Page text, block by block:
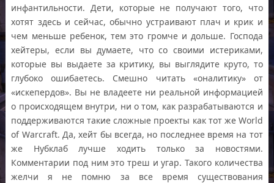
инфантильности. Дети, которые не получают того, что
хотят здесь и сейчас, обычно устраивают плач и крик и
чем меньше ребенок, тем это громче и дольше. Господа
хейтеры, если вы думаете, что со своими истериками,
которые вы выдаете за критику, вы выглядите круто, то
глубоко ошибаетесь. Смешно читать «оналитику» от
«искепердов». Вы не владеете ни реальной информацией
о происходящем внутри, ни о том, как разрабатываются и
поддерживаются такие сложные проекты как тот же World
of Warcraft. Да, хейт бы всегда, но последнее время на тот
же Нубклаб лучше ходить только за новостями.
Комментарии под ним это треш и угар. Такого количества
желчи я не помню за все время существования